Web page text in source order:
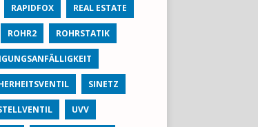
RAPIDFOX REAL ESTATE
ROHR2 ROHRSTATIK
SINETZ
UVV